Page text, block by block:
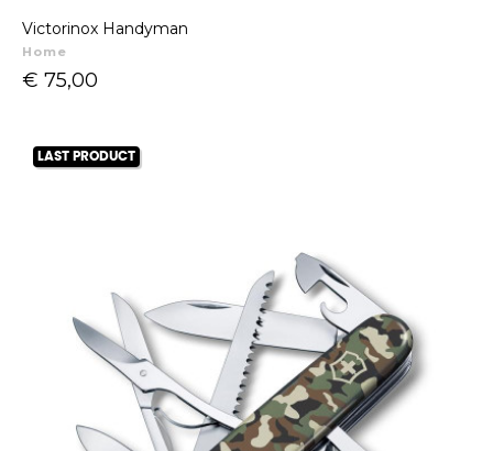
Victorinox Handyman
Home
Prijs
€ 75,00
LAST PRODUCT